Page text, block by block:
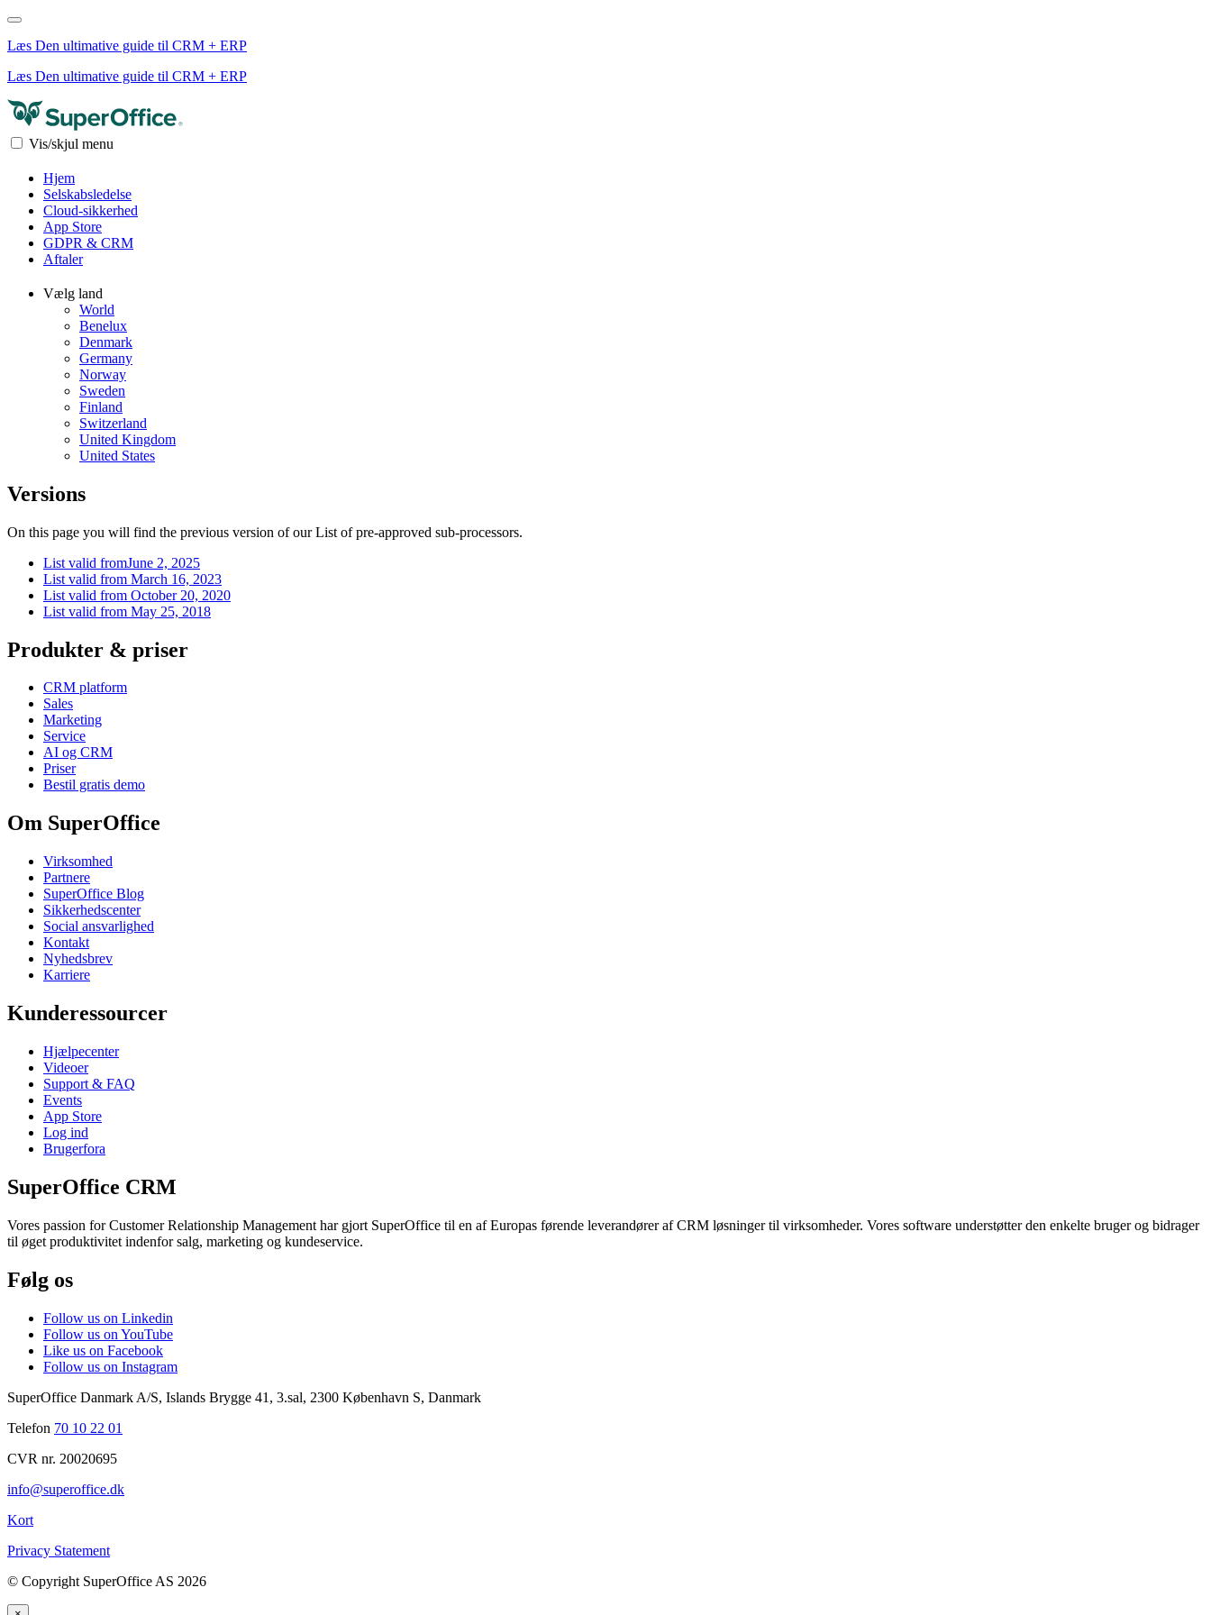
Læs Den ultimative guide til CRM + ERP
Læs Den ultimative guide til CRM + ERP
Vis/skjul menu
Hjem
Selskabsledelse
Cloud-sikkerhed
App Store
GDPR & CRM
Aftaler
Vælg land
World
Benelux
Denmark
Germany
Norway
Sweden
Finland
Switzerland
United Kingdom
United States
Versions
On this page you will find the previous version of our List of pre-approved sub-processors.
List valid fromJune 2, 2025
List valid from March 16, 2023
List valid from October 20, 2020
List valid from May 25, 2018
Produkter & priser
CRM platform
Sales
Marketing
Service
AI og CRM
Priser
Bestil gratis demo
Om SuperOffice
Virksomhed
Partnere
SuperOffice Blog
Sikkerhedscenter
Social ansvarlighed
Kontakt
Nyhedsbrev
Karriere
Kunderessourcer
Hjælpecenter
Videoer
Support & FAQ
Events
App Store
Log ind
Brugerfora
SuperOffice CRM
Vores passion for Customer Relationship Management har gjort SuperOffice til en af Europas førende leverandører af CRM løsninger til virksomheder. Vores software understøtter den enkelte bruger og bidrager
til øget produktivitet indenfor salg, marketing og kundeservice.
Følg os
Follow us on Linkedin
Follow us on YouTube
Like us on Facebook
Follow us on Instagram
SuperOffice Danmark A/S, Islands Brygge 41, 3.sal, 2300 København S, Danmark
Telefon 70 10 22 01
CVR nr. 20020695
info@superoffice.dk
Kort
Privacy Statement
© Copyright SuperOffice AS 2026